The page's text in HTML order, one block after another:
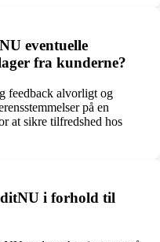
eventuelle
fra kunderne?
feedback alvorligt og
på en
at sikre tilfredshed hos
i forhold til